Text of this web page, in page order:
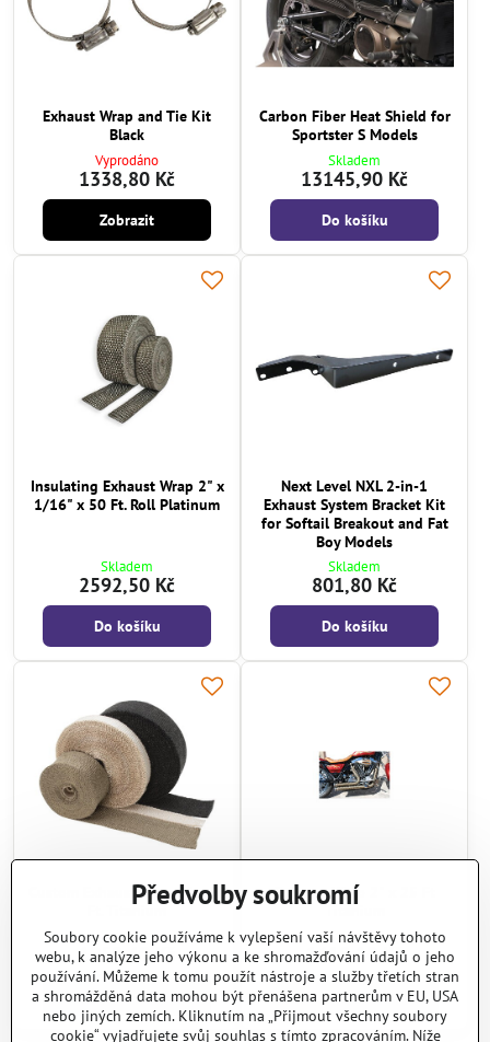
Exhaust Wrap and Tie Kit
Black
Vyprodáno
1338,80 Kč
Zobrazit
Carbon Fiber Heat Shield for
Sportster S Models
Skladem
13145,90 Kč
Do košíku
Insulating Exhaust Wrap 2" x
1/16" x 50 Ft. Roll Platinum
Skladem
2592,50 Kč
Do košíku
Next Level NXL 2-in-1
Exhaust System Bracket Kit
for Softail Breakout and Fat
Boy Models
Skladem
801,80 Kč
Do košíku
Custom Exhaust Wrap 2" x 50
Ft. Titanium
Skladem
1958,40 Kč
Do košíku
Exhaust Wrap 2" x 25 Ft
Titanium
Skladem
1418,10 Kč
Do košíku
Předvolby soukromí
Soubory cookie používáme k vylepšení vaší návštěvy tohoto
webu, k analýze jeho výkonu a ke shromažďování údajů o jeho
používání. Můžeme k tomu použít nástroje a služby třetích stran
a shromážděná data mohou být přenášena partnerům v EU, USA
nebo jiných zemích. Kliknutím na „Přijmout všechny soubory
cookie“ vyjadřujete svůj souhlas s tímto zpracováním. Níže